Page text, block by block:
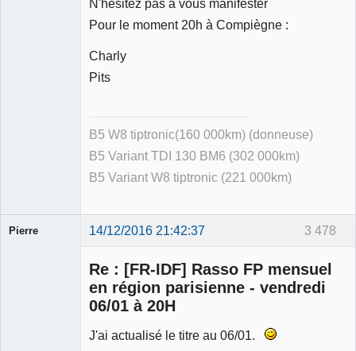
N'hésitez pas à vous manifester
Pour le moment 20h à Compiègne :
Charly
Pits
B5 W8 tiptronic(160 000km) (donneuse)
B5 Variant TDI 130 BM6 (302 000km)
B5 Variant W8 tiptronic (221 000km)
3 478
Pierre 14/12/2016 21:42:37
Re : [FR-IDF] Rasso FP mensuel
en région parisienne - vendredi
06/01 à 20H
J'ai actualisé le titre au 06/01.